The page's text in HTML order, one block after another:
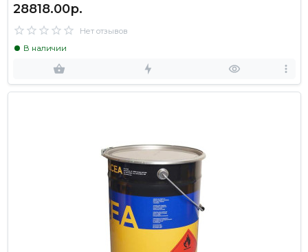
28818.00р.
Нет отзывов
В наличии